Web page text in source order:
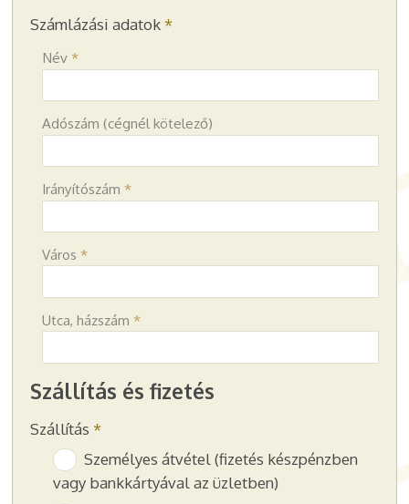
Számlázási adatok *
Név *
Adószám (cégnél kötelező)
Irányítószám *
Város *
Utca, házszám *
Szállítás és fizetés
Szállítás *
Személyes átvétel (fizetés készpénzben
vagy bankkártyával az üzletben)